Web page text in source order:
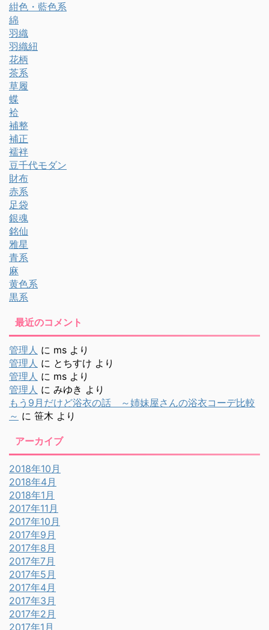
紺色・藍色系
綿
羽織
羽織紐
花柄
茶系
草履
蝶
袷
補整
補正
襦袢
豆千代モダン
財布
赤系
足袋
銀魂
銘仙
雅星
青系
麻
黄色系
黒系
最近のコメント
管理人 に ms より
管理人 に とちすけ より
管理人 に ms より
管理人 に みゆき より
もう9月だけど浴衣の話 ～姉妹屋さんの浴衣コーデ比較
～ に 笹木 より
アーカイブ
2018年10月
2018年4月
2018年1月
2017年11月
2017年10月
2017年9月
2017年8月
2017年7月
2017年5月
2017年4月
2017年3月
2017年2月
2017年1月